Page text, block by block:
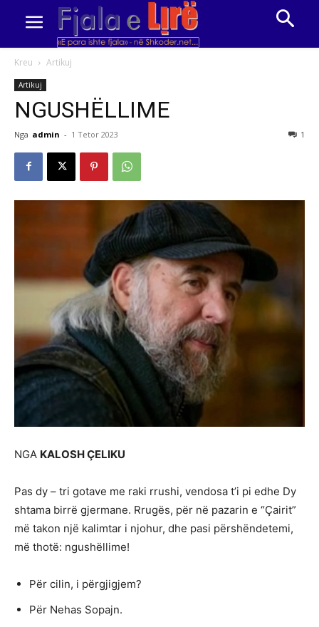
Kreu Artikuj
Artikuj
NGUSHËLLIME
Nga admin - 1 Tetor 2023 1
NGA KALOSH ҪELIKU
Pas dy – tri gotave me raki rrushi, vendosa t’i pi edhe Dy
shtama birrë gjermane. Rrugës, për në pazarin e “Ҫairit”
më takon një kalimtar i njohur, dhe pasi përshëndetemi,
më thotë: ngushëllime!
Për cilin, i përgjigjem?
Për Nehas Sopajn.